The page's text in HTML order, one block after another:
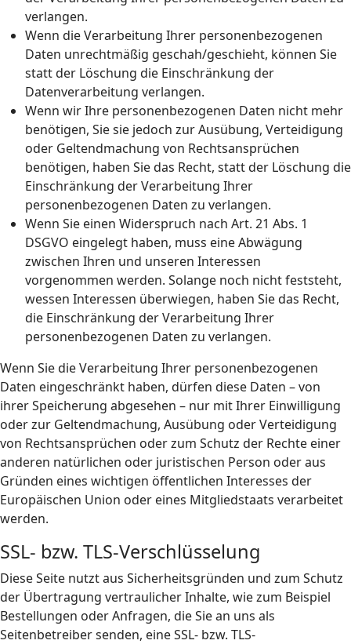
verlangen.
Wenn die Verarbeitung Ihrer personenbezogenen
Daten unrechtmäßig geschah/geschieht, können Sie
statt der Löschung die Einschränkung der
Datenverarbeitung verlangen.
Wenn wir Ihre personenbezogenen Daten nicht mehr
benötigen, Sie sie jedoch zur Ausübung, Verteidigung
oder Geltendmachung von Rechtsansprüchen
benötigen, haben Sie das Recht, statt der Löschung die
Einschränkung der Verarbeitung Ihrer
personenbezogenen Daten zu verlangen.
Wenn Sie einen Widerspruch nach Art. 21 Abs. 1
DSGVO eingelegt haben, muss eine Abwägung
zwischen Ihren und unseren Interessen
vorgenommen werden. Solange noch nicht feststeht,
wessen Interessen überwiegen, haben Sie das Recht,
die Einschränkung der Verarbeitung Ihrer
personenbezogenen Daten zu verlangen.
Wenn Sie die Verarbeitung Ihrer personenbezogenen
Daten eingeschränkt haben, dürfen diese Daten – von
ihrer Speicherung abgesehen – nur mit Ihrer Einwilligung
oder zur Geltendmachung, Ausübung oder Verteidigung
von Rechtsansprüchen oder zum Schutz der Rechte einer
anderen natürlichen oder juristischen Person oder aus
Gründen eines wichtigen öffentlichen Interesses der
Europäischen Union oder eines Mitgliedstaats verarbeitet
werden.
SSL- bzw. TLS-Verschlüsselung
Diese Seite nutzt aus Sicherheitsgründen und zum Schutz
der Übertragung vertraulicher Inhalte, wie zum Beispiel
Bestellungen oder Anfragen, die Sie an uns als
Seitenbetreiber senden, eine SSL- bzw. TLS-